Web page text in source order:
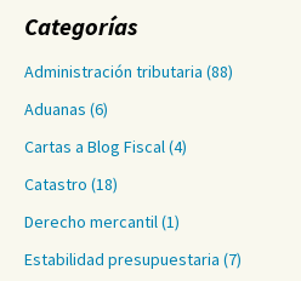
Categorías
Administración tributaria (88)
Aduanas (6)
Cartas a Blog Fiscal(4)
Catastro (18)
Derecho mercantil(1)
Estabilidad presupuestaria (7)